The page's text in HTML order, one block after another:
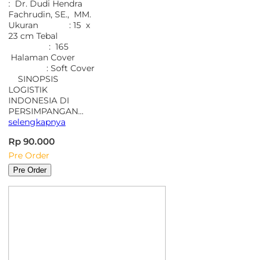
: Dr. Dudi Hendra
Fachrudin, SE., MM.
Ukuran : 15 x
23 cm Tebal
: 165
Halaman Cover
: Soft Cover
SINOPSIS
LOGISTIK
INDONESIA DI
PERSIMPANGAN…
selengkapnya
Rp 90.000
Pre Order
Pre Order